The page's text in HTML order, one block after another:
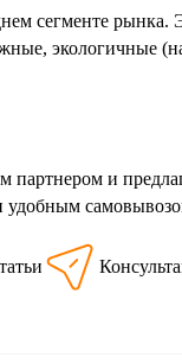
сегменте рынка.
экологичные
и
удобным